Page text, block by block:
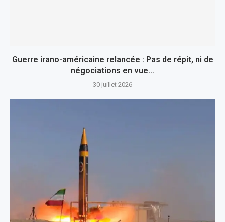
Guerre irano-américaine relancée : Pas de répit, ni de
négociations en vue…
30 juillet 2026